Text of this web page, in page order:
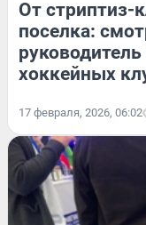
От стриптиз-
поселка:
хоккейных
17 февраля, 2026, 06:02